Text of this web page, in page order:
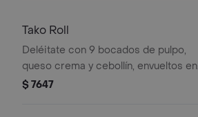
Tako Roll
Deléitate con 9 bocados de pulpo,
queso crema y cebollín, envueltos en
una capa de palta, salmón o una
$ 7647